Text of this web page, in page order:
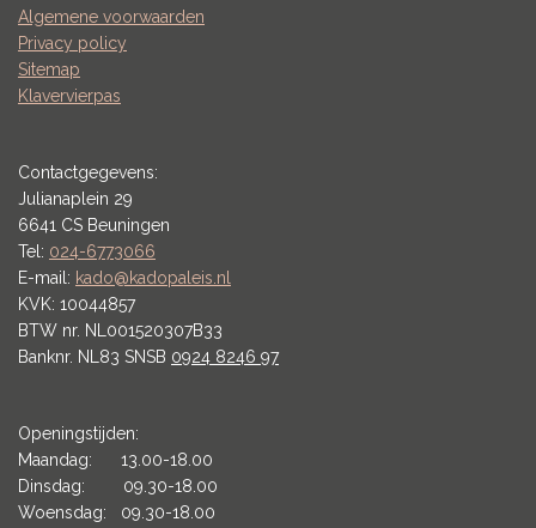
Algemene voorwaarden
Privacy policy
Sitemap
Klavervierpas
Contactgegevens:
Julianaplein 29
6641 CS Beuningen
Tel: 024-6773066
E-mail: kado@kadopaleis.nl
KVK: 10044857
BTW nr. NL001520307B33
Banknr. NL83 SNSB 0924 8246 97
Openingstijden:
Maandag: 13.00-18.00
Dinsdag: 09.30-18.00
Woensdag: 09.30-18.00